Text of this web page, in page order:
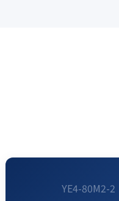
YE4-80M2-2